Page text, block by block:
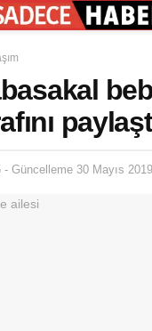
Güncelleme 30 Mayıs